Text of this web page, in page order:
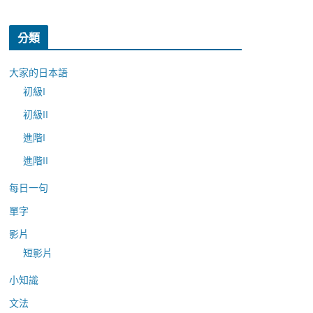
分類
大家的日本語
初級I
初級II
進階I
進階II
每日一句
單字
影片
短影片
小知識
文法